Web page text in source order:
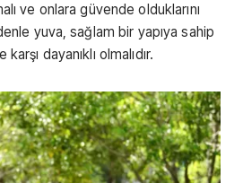
ve onlara güvende olduklarını
yuva, sağlam bir yapıya sahip
dayanıklı olmalıdır.